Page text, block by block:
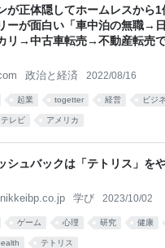
が正体隠してホームレスから1
ーが面白い「車中泊の無職→
リ→中古車転売→不動産転売
政治と経済 2022/08/16
起業 togetter 経営 ビジ
テレビ アメリカ
シュバックは「テトリス」を
学び 2023/10/02
ゲーム 心理 研究 健康
テトリス